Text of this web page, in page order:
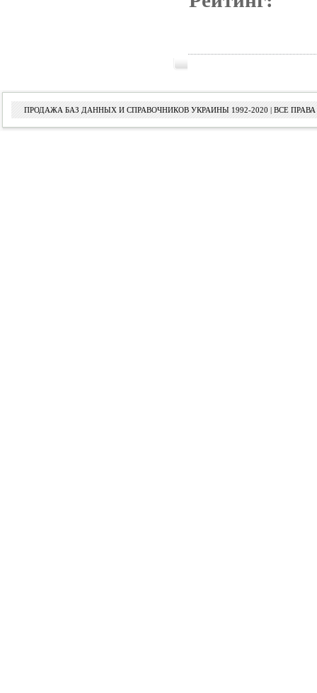
ПРОДАЖА БАЗ ДАННЫХ И СПРАВОЧНИКОВ УКРАИНЫ 1992-2020 | ВСЕ